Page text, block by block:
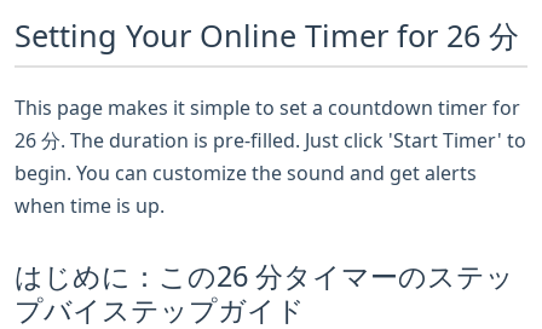
Setting Your Online Timer for 26 分
This page makes it simple to set a countdown timer for
26 分. The duration is pre-filled. Just click 'Start Timer' to
begin. You can customize the sound and get alerts
when time is up.
はじめに：この26 分タイマーのステッ
プバイステップガイド